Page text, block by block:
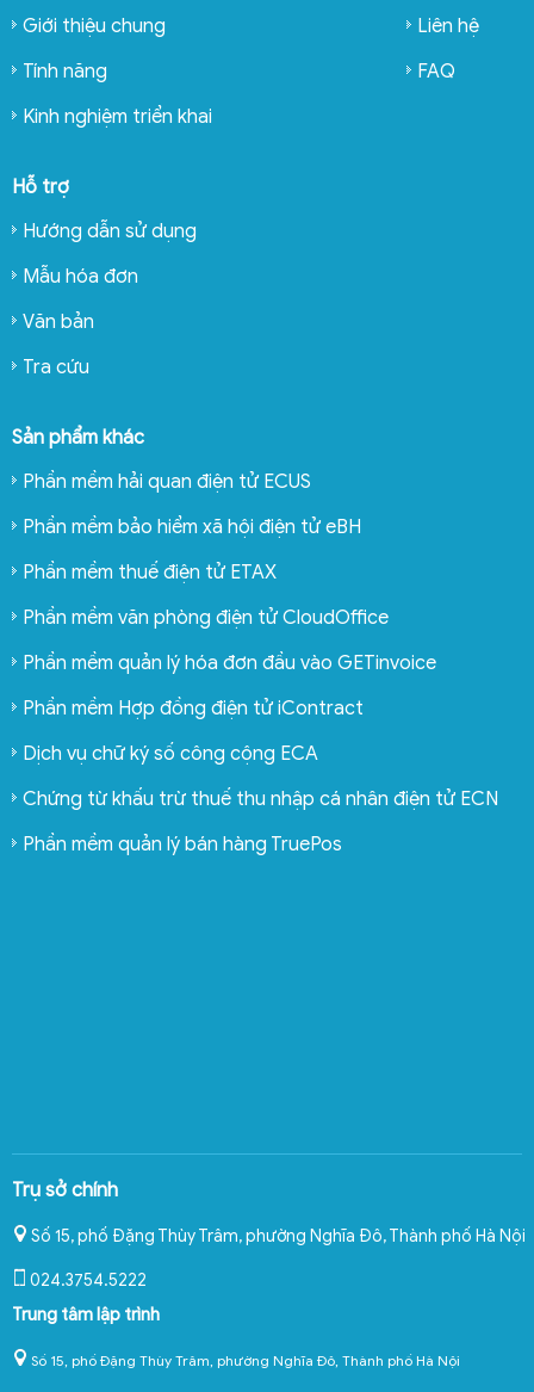
Giới thiệu chung
Tính năng
Kinh nghiệm triển khai
Liên hệ
FAQ
Hỗ trợ
Hướng dẫn sử dụng
Mẫu hóa đơn
Văn bản
Tra cứu
Sản phẩm khác
Phần mềm hải quan điện tử ECUS
Phần mềm bảo hiểm xã hội điện tử eBH
Phần mềm thuế điện tử ETAX
Phần mềm văn phòng điện tử CloudOffice
Phần mềm quản lý hóa đơn đầu vào GETinvoice
Phần mềm Hợp đồng điện tử iContract
Dịch vụ chữ ký số công cộng ECA
Chứng từ khấu trừ thuế thu nhập cá nhân điện tử ECN
Phần mềm quản lý bán hàng TruePos
Trụ sở chính
Số 15, phố Đặng Thùy Trâm, phường Nghĩa Đô,Thành phố Hà Nội
024.3754.5222
Trung tâm lập trình
Số 15, phố Đặng Thùy Trâm, phường Nghĩa Đô, Thành phố Hà Nội